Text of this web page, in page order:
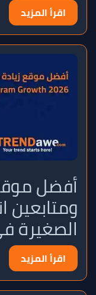
اقرأ المزيد
أفضل
ومتابعين
الصغيرة في
اقرأ المزيد